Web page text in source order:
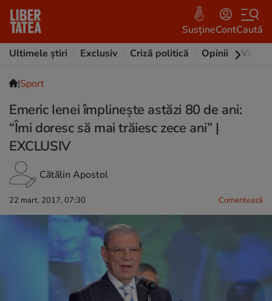
SusțineContCaută
Ultimele știri
Exclusiv Criză politică Opinii Video
|Sport
Emeric Ienei împlinește astăzi 80 de ani:
“Îmi doresc să mai trăiesc zece ani” |
EXCLUSIV
Cătălin Apostol
22 mart. 2017, 07:30 Comentează